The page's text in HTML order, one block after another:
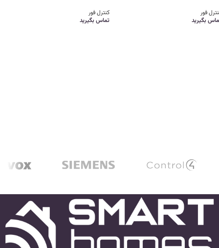
فور
بگیرید
کنترل فور
تماس بگیرید